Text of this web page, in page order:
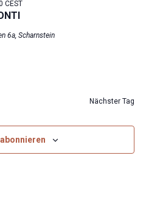
CEST
6a, Scharnstein
Nächster Tag